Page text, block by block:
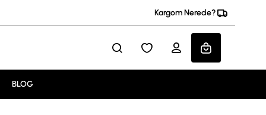
Kargom Nerede?
BLOG